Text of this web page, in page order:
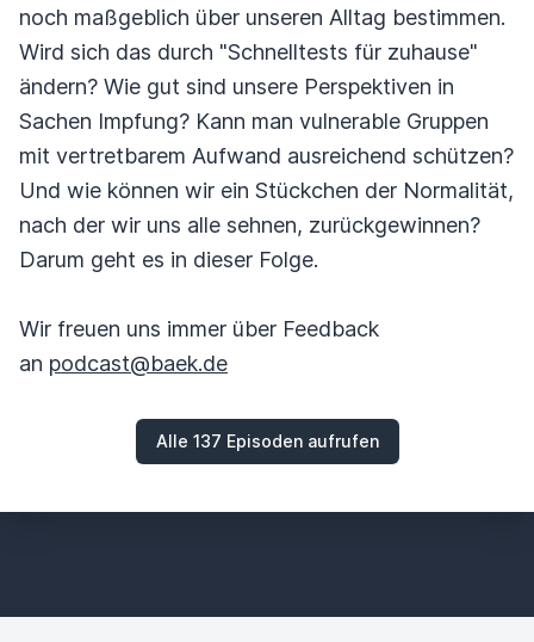
noch maßgeblich über unseren Alltag bestimmen.
Wird sich das durch "Schnelltests für zuhause"
ändern? Wie gut sind unsere Perspektiven in
Sachen Impfung? Kann man vulnerable Gruppen
mit vertretbarem Aufwand ausreichend schützen?
Und wie können wir ein Stückchen der Normalität,
nach der wir uns alle sehnen, zurückgewinnen?
Darum geht es in dieser Folge.
Wir freuen uns immer über Feedback
an podcast@baek.de
Alle 137 Episoden aufrufen